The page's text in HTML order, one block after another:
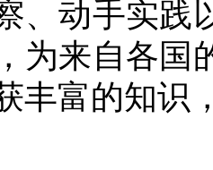
、动手实践
为来自各国
丰富的知识